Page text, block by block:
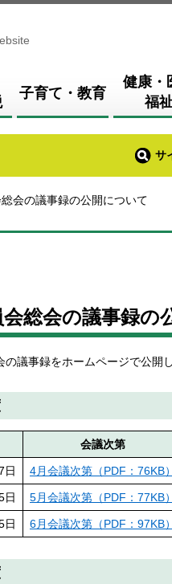
子育て・教育
健康・
福
サ
会の議事録の公開について
会総会の議事録の
の議事録をホームページで公開
会議次第
日 4月会議次第（PDF：76KB）
日 5月会議次第（PDF：77KB）
日 6月会議次第（PDF：97KB）